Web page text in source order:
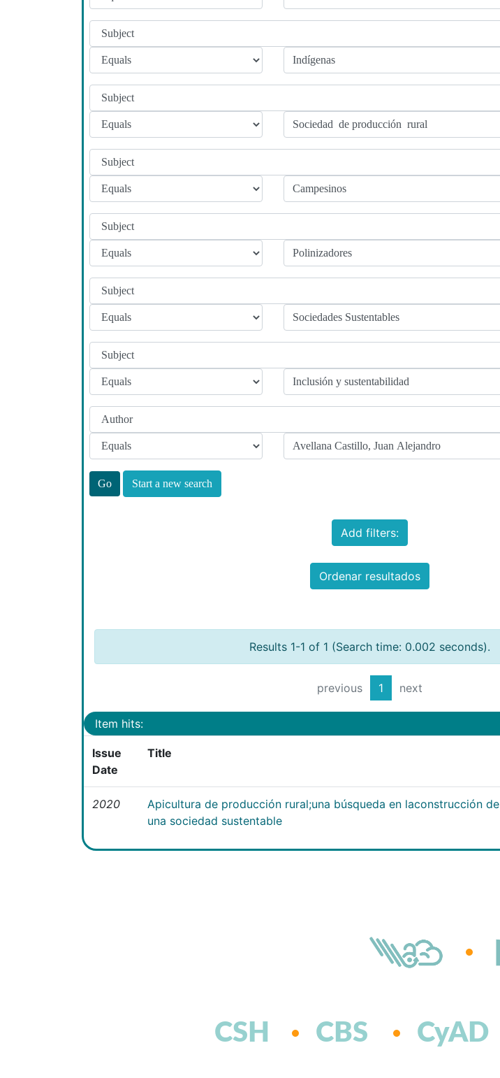
Start a new search
Add filters:
Ordenar resultados
Results 1-1 of 1 (Search time: 0.002 seconds).
previous 1 next
Item hits:
Issue
Date
Title
2020
Apicultura de producción rural;una búsqueda en laconstrucción de
una sociedad sustentable
CSH CBS CyAD